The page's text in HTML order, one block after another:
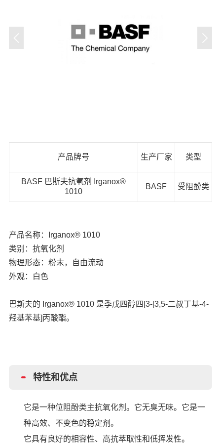
产品牌号 生产厂家 类型
BASF 巴斯夫抗氧剂 Irganox®
1010
BASF 受阻酚类
产品名称：Irganox® 1010
类别：抗氧化剂
物理形态：粉末，自由流动
外观：白色
巴斯夫的 Irganox® 1010 是季戊四醇四[3-[3,5-二叔丁基-4-
羟基苯基]丙酸酯。
特性和优点
它是一种位阻酚类主抗氧化剂。它无臭无味。它是一
种高效、不变色的稳定剂。
它具有良好的相容性、高抗萃取性和低挥发性。